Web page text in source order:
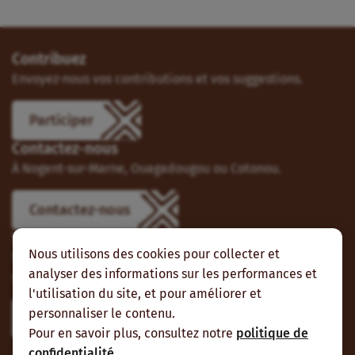
Nous utilisons des cookies pour collecter et
analyser des informations sur les performances et
l'utilisation du site, et pour améliorer et
personnaliser le contenu.
Pour en savoir plus, consultez notre politique de
Contribuez
Envoyez-nous vos contributions et vos suggestions.
Participer
Contactez-nous
À Nogent-sur-Marne, Ouagadougou ou Cotonou.
Contactez-nous
Suivez-nous
Vous pouvez aussi vous abonner à nos flux RSS et nous
suivre sur les réseaux sociaux.